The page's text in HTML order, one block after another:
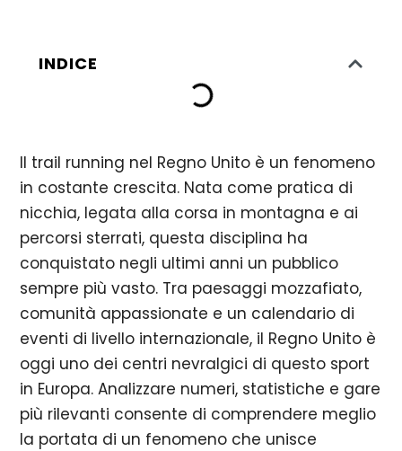
INDICE
Il trail running nel Regno Unito è un fenomeno
in costante crescita. Nata come pratica di
nicchia, legata alla corsa in montagna e ai
percorsi sterrati, questa disciplina ha
conquistato negli ultimi anni un pubblico
sempre più vasto. Tra paesaggi mozzafiato,
comunità appassionate e un calendario di
eventi di livello internazionale, il Regno Unito è
oggi uno dei centri nevralgici di questo sport
in Europa. Analizzare numeri, statistiche e gare
più rilevanti consente di comprendere meglio
la portata di un fenomeno che unisce